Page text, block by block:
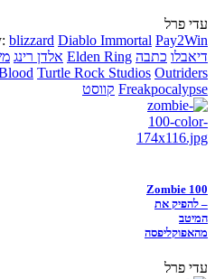
עדי פרל
blizzard Diablo Immortal Pay2Win
דיאבלו כתבה Elden Ring אלדן רינג
Turtle Rock Studios Outriders
Freakpocalypse קווסט
Zombie 100
– להפיק את
המיטב
מהאפוקליפסה
עדי פרל